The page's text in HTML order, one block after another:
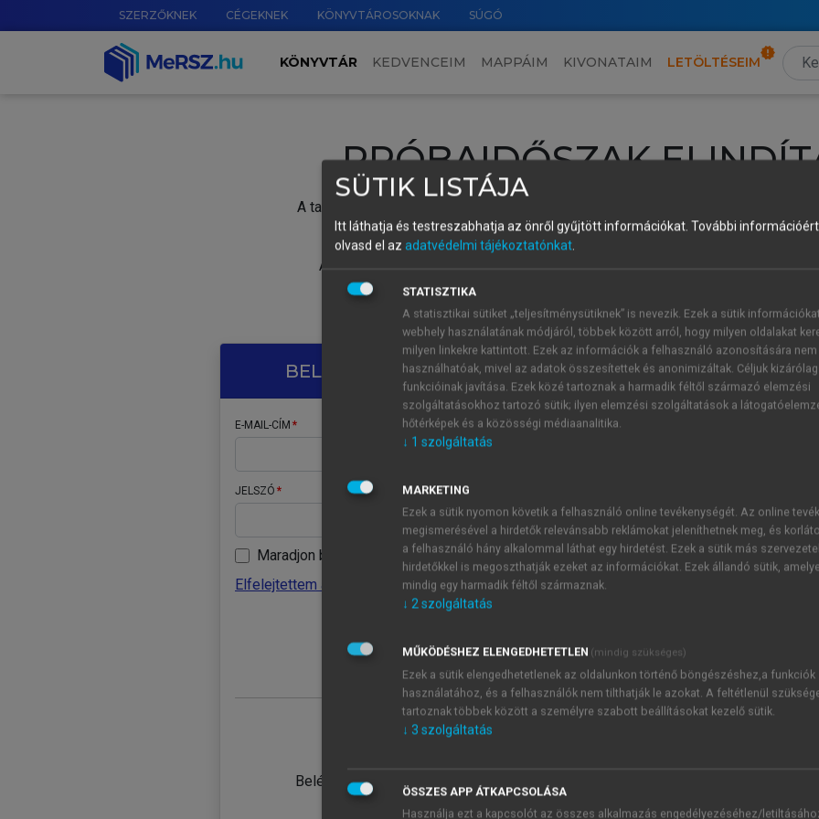
SZERZŐKNEK CÉGEKNEK KÖNYVTÁROSOKNAK SÚGÓ
KÖNYVTÁR KEDVENCEIM MAPPÁIM KIVONATAIM LETÖLTÉSEIM
PRÓBAIDŐSZAK
A tartalom megtekintéséhez lépj be a saját fiókoddal, iskolai azonosítóddal vagy
Új felhasználóként1 óra díjmentes hozzáférésrevagy
A próbaidőszak elindításához,
vagy hozz
A regisztráció után a
BELÉPÉS SAJÁT FIÓKKAL
E-MAIL-CÍM
JELSZÓ
Maradjon belépve
Elfelejtettem a jelszavamat
Belépés intézményi azonosítóval
ÚJ FIÓK
1 óra
JELSZÓ
Kérek értesítést a MeRSZ
Kérek értesítést az
SÜTIK LISTÁJA
Itt láthatja és testreszabhatja az önről gyűjtött információkat. További
olvasd el az adatvédelmi tájékoztatónkat.
STATISZTIKA
A statisztikai sütiket „teljesítménysütiknek” is nevezik. Ezek a sütik
webhely használatának módjáról, többek között arról, hogy milyen oldalakat
milyen linkekre kattintott. Ezek az információk a felhasználó azonosítására nem
használhatóak, mivel az adatok összesítettek és anonimizáltak. Céljuk
funkcióinak javítása. Ezek közé tartoznak a harmadik féltől származó elemzési
szolgáltatásokhoz tartozó sütik; ilyen elemzési szolgáltatások a
hőtérképek és a közösségi médiaanalitika.
↓ 1 szolgáltatás
MARKETING
Ezek a sütik nyomon követik a felhasználó online tevékenységét. Az online
megismerésével a hirdetők relevánsabb reklámokat jeleníthetnek meg, és
a felhasználó hány alkalommal láthat egy hirdetést. Ezek a sütik más
hirdetőkkel is megoszthatják ezeket az információkat. Ezek állandó sütik,
mindig egy harmadik féltől származnak.
↓ 2szolgáltatás
MŰKÖDÉSHEZ ELENGEDHETETLEN (mindig szükséges)
Ezek a sütik elengedhetetlenek az oldalunkon történő böngészéshez,a funkciók
használatához, és a felhasználók nem tilthatják le azokat. A feltétlenül
tartoznak többek között a személyre szabott beállításokat kezelő sütik.
↓ 3 szolgáltatás
ÖSSZES APP ÁTKAPCSOLÁSA
Használja ezt a kapcsolót az összes alkalmazás engedélyezéséhez/